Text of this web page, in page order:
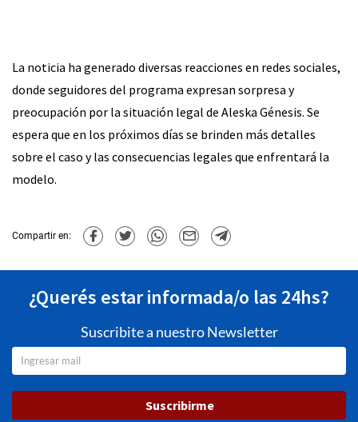
La noticia ha generado diversas reacciones en redes sociales,
donde seguidores del programa expresan sorpresa y
preocupación por la situación legal de Aleska Génesis. Se
espera que en los próximos días se brinden más detalles
sobre el caso y las consecuencias legales que enfrentará la
modelo.
Compartir en:
¿Querés estar informada/o las 24hs?
Suscribite a nuestro Newsletter
Suscribirme